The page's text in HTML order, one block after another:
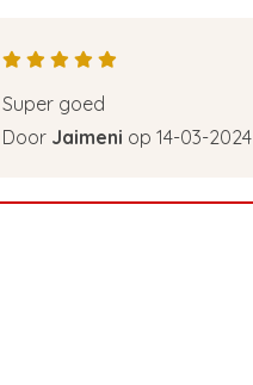
Super goed
Door Jaimeni op 14-03-2024